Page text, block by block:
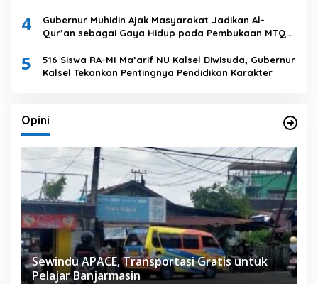
4
Gubernur Muhidin Ajak Masyarakat Jadikan Al-
Qur’an sebagai Gaya Hidup pada Pembukaan MTQ
5
516 Siswa RA-MI Ma’arif NU Kalsel Diwisuda, Gubernur
Kalsel Tekankan Pentingnya Pendidikan Karakter
Opini
Sewindu APACE, Transportasi Gratis untuk
Pelajar Banjarmasin